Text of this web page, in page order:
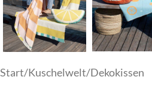
Start/Kuschelwelt/Dekokissen